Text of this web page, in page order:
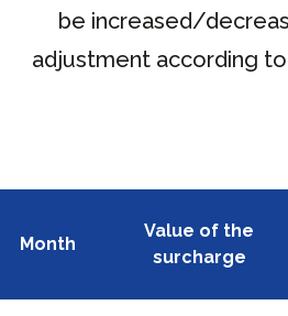
be increased/
adjustment according
Month
Value of the
surcharge